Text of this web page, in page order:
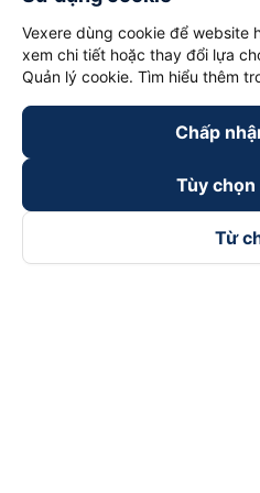
Vexere dùng cookie để website
xem chi tiết hoặc thay đổi lựa
Quản lý cookie. Tìm hiểu thêm
Chấp
Tùy
Từ